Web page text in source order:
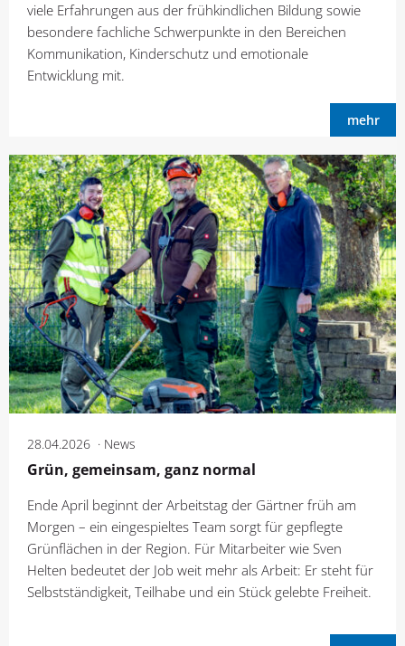
viele Erfahrungen aus der frühkindlichen Bildung sowie
besondere fachliche Schwerpunkte in den Bereichen
Kommunikation, Kinderschutz und emotionale
Entwicklung mit.
mehr
28.04.2026 News
Grün, gemeinsam, ganz normal
Ende April beginnt der Arbeitstag der Gärtner früh am
Morgen – ein eingespieltes Team sorgt für gepflegte
Grünflächen in der Region. Für Mitarbeiter wie Sven
Helten bedeutet der Job weit mehr als Arbeit: Er steht für
Selbstständigkeit, Teilhabe und ein Stück gelebte Freiheit.